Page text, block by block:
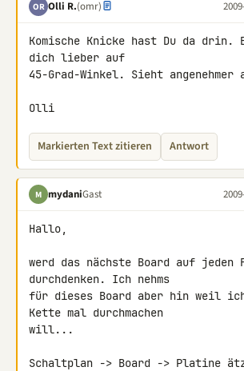
OR Olli R.(omr)
Komische Knicke hast Du da drin.
dich lieber auf
45-Grad-Winkel. Sieht angenehmer
Olli
Markierten Text zitieren Antwort
M mydaniGast
Hallo,
werd das nächste Board auf jeden
durchdenken. Ich nehms
für dieses Board aber hin weil
Kette mal durchmachen
will...
Schaltplan -> Board -> Platine